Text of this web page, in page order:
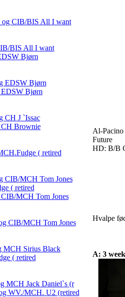
CIB/BIS All I want
BIS All I want
Bjørn
EDSW Bjørn
Bjørn
CH J `Issac
CH Brownie
( retired
CIB/MCH Tom Jones
( retired
MCH Tom Jones
CIB/MCH Tom Jones
MCH Sirius Black
( retired
MCH Jack Daniel`s (r
WV./MCH. U2 (retired
Al-
Future
HD: B/B
Hvalpe
A: 3